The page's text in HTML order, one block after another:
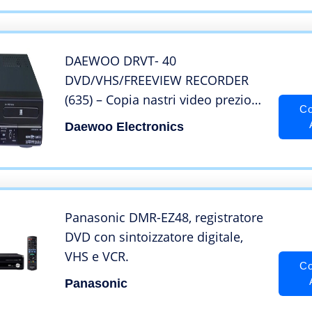
DAEWOO DRVT- 40
DVD/VHS/FREEVIEW RECORDER
(635) – Copia nastri video preziosi
…
Daewoo Electronics
Panasonic DMR-EZ48, registratore
DVD con sintoizzatore digitale,
VHS e VCR.
Panasonic